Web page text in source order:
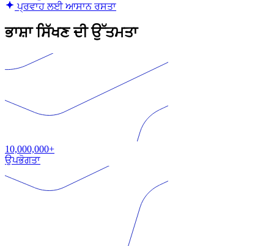
ਪ੍ਰਵਾਹ ਲਈ ਆਸਾਨ ਰਸਤਾ
ਭਾਸ਼ਾ ਸਿੱਖਣ ਦੀ ਉੱਤਮਤਾ
10,000,000+
ਉਪਭੋਗਤਾ